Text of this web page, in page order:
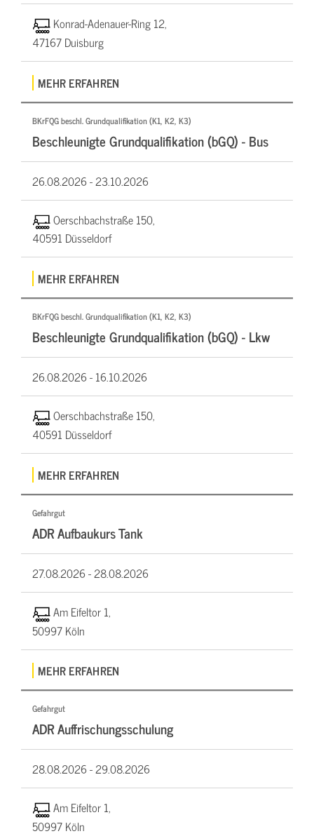
Konrad-Adenauer-Ring 12,
47167 Duisburg
MEHR ERFAHREN
BKrFQG beschl. Grundqualifikation (K1, K2, K3)
Beschleunigte Grundqualifikation (bGQ) - Bus
26.08.2026 -23.10.2026
Oerschbachstraße 150,
40591 Düsseldorf
MEHR ERFAHREN
BKrFQG beschl. Grundqualifikation (K1, K2, K3)
Beschleunigte Grundqualifikation (bGQ) - Lkw
26.08.2026 -16.10.2026
Oerschbachstraße 150,
40591 Düsseldorf
MEHR ERFAHREN
Gefahrgut
ADR Aufbaukurs Tank
27.08.2026 -28.08.2026
Am Eifeltor 1,
50997 Köln
MEHR ERFAHREN
Gefahrgut
ADR Auffrischungsschulung
28.08.2026 -29.08.2026
Am Eifeltor 1,
50997 Köln